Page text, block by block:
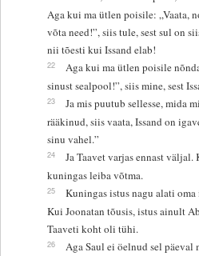
Aga kui ma ütlen poisile: „Vaata,
võta need!”, siis tule, sest sul on
nii tõesti kui Issand elab!
22
Aga kui ma ütlen poisile
sinust sealpool!”, siis mine, sest
23
Ja mis puutub sellesse, mida
rääkinud, siis vaata, Issand on
sinu vahel.”
24
Ja Taavet varjas ennast
kuningas leiba võtma.
25
Kuningas istus nagu alati oma
Kui Joonatan tõusis, istus ainult
Taaveti koht oli tühi.
26
Aga Saul ei öelnud sel päeval